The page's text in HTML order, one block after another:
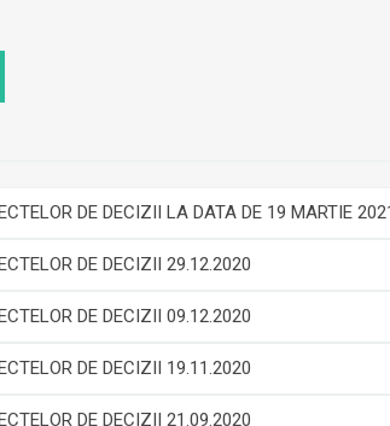
DE DECIZII LA DATA DE 19 MARTIE
DE DECIZII 29.12.2020
DE DECIZII 09.12.2020
DE DECIZII 19.11.2020
DE DECIZII 21.09.2020